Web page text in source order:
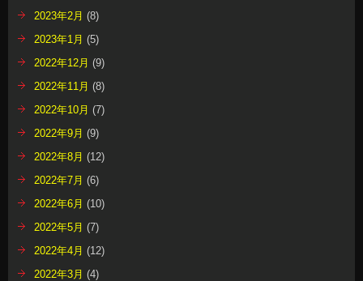
2023年2月 (8)
2023年1月 (5)
2022年12月 (9)
2022年11月 (8)
2022年10月 (7)
2022年9月 (9)
2022年8月 (12)
2022年7月 (6)
2022年6月 (10)
2022年5月 (7)
2022年4月 (12)
2022年3月 (4)